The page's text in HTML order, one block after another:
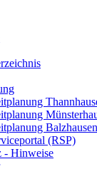
Balzhausen
(RSP)
- Hinweise